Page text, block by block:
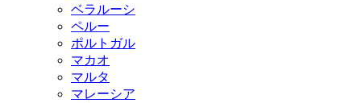
ベラルーシ
ペルー
ポルトガル
マカオ
マルタ
マレーシア